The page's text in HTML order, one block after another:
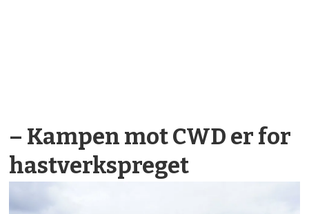
– Kampen mot CWD er for
hastverkspreget